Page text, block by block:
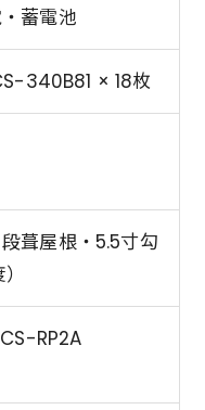
蓄電池
340B81 × 18枚
葺屋根・5.5寸勾
RP2A